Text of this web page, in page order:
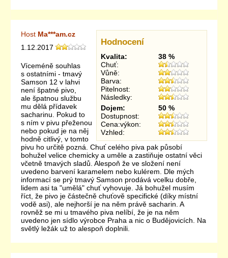
Hodnocení
Kvalita:
38 %
Chuť:
Vůně:
Barva:
Pitelnost:
Následky:
Dojem:
50 %
Dostupnost:
Cena:výkon:
Vzhled:
Host Ma***am.cz
1.12.2017
Víceméně souhlas
s ostatními - tmavý
Samson 12 v lahvi
není špatné pivo,
ale špatnou službu
mu dělá přídavek
sacharinu. Pokud to
s ním v pivu přeženou
nebo pokud je na něj
hodně citlivý, v tomto
pivu ho určitě pozná. Chuť celého piva pak působí
bohužel velice chemicky a uměle a zastiňuje ostatní věci
včetně tmavých sladů. Alespoň že ve složení není
uvedeno barvení karamelem nebo kulérem. Dle mých
informací se prý tmavý Samson prodává vcelku dobře,
lidem asi ta "umělá" chuť vyhovuje. Já bohužel musím
říct, že pivo je částečně chuťově specifické (díky místní
vodě asi), ale nejhorší je na něm právě sacharin. A
rovněž se mi u tmavého piva nelíbí, že je na něm
uvedeno jen sídlo výrobce Praha a nic o Budějovicích. Na
světlý ležák už to alespoň doplnili.